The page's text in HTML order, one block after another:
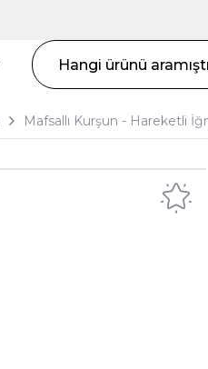
Mafsallı Kurşun - Hareketli